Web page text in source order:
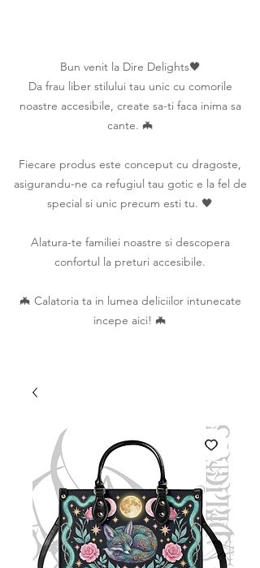
Bun venit la Dire Delights🖤
Da frau liber stilului tau unic cu comorile
noastre accesibile, create sa-ti faca inima sa
cante. 🦇
Fiecare produs este conceput cu dragoste,
asigurandu-ne ca refugiul tau gotic e la fel de
special si unic precum esti tu. 🖤
Alatura-te familiei noastre si descopera
confortul la preturi accesibile.
🦇 Calatoria ta in lumea deliciilor intunecate
incepe aici! 🦇